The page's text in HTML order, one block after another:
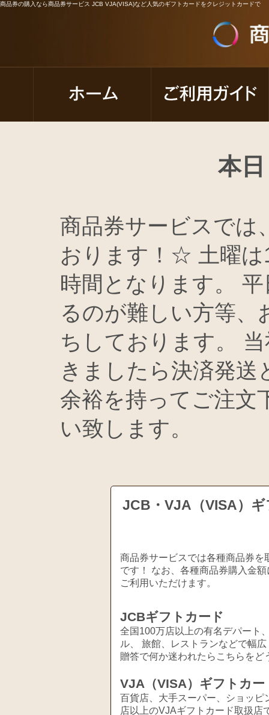
商品券の購入なら商品券サービス JCB VJA(VISA)など人気のギフトカードをクレジットカードで
本
商品券サービスでは
おります！☆ 土曜は
時間となります。
るのが難しい方等、
ちしております。
きましたら決済発
余裕を持ってご注文
い致します。
JCB・VJA（VISA）
商品券サービスでは各種商品券
です！ なお、各種商品券購入金
ご利用いただけます。
JCBギフトカード
全国100万店以上の有名デパート
ル、 旅館、レストランなどで幅
贈答で何か迷われたらこちらをど
VJA（VISA）ギフトカー
百貨店、大手スーパー、ショッ
店以上のVJAギフトカード取扱店